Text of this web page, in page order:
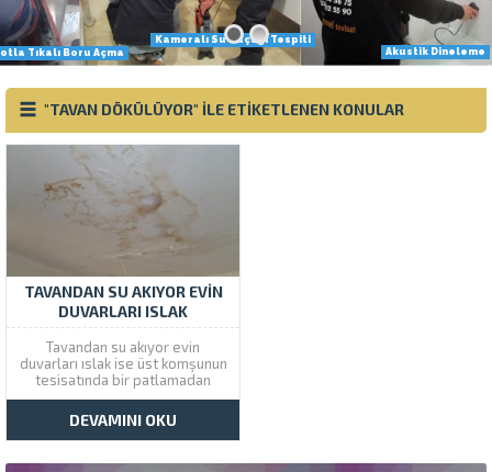
Kameralı Su Kaçağı Tespiti
Tıkalı Boru Açma
Akustik Dineleme
"TAVAN DÖKÜLÜYOR" ILE ETIKETLENEN KONULAR
TAVANDAN SU AKIYOR EVIN
DUVARLARI ISLAK
Tavandan su akıyor evin
duvarları ıslak ise üst komşunun
tesisatında bir patlamadan
dolayı size vuran su kaçağı var
demektedir. Çözüm tesisat
beton altı kaçaklarının yerini
kamera sistemleri tespit ediyor
İstanbul geneli verdiğimiz bu
DEVAMINI OKU